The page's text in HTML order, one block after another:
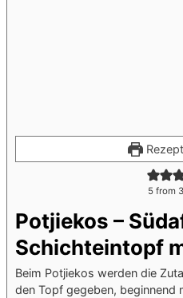
5 from 3
Potjiekos –
Schichteintopf
Beim Potjiekos werden die
den Topf gegeben, beginnend